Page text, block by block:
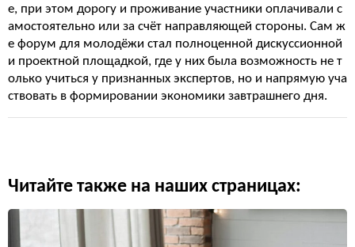
е, при этом дорогу и проживание участники оплачивали с
амостоятельно или за счёт направляющей стороны. Сам ж
е форум для молодёжи стал полноценной дискуссионной
и проектной площадкой, где у них была возможность не т
олько учиться у признанных экспертов, но и напрямую уча
ствовать в формировании экономики завтрашнего дня.
Читайте также на наших страницах: